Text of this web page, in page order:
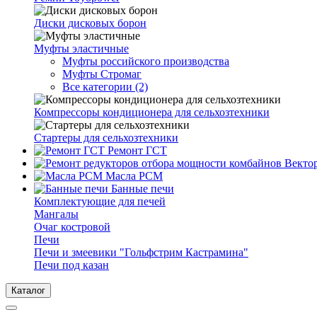
Диски дисковых борон
Муфты эластичные
Муфты российского производства
Муфты Стромаг
Все категории (2)
Компрессоры кондиционера для сельхозтехники
Стартеры для сельхозтехники
Ремонт ГСТ
Масла РСМ
Банные печи
Комплектующие для печей
Мангалы
Очаг костровой
Печи
Печи и змеевики "Гольфстрим Кастрамина"
Печи под казан
Каталог